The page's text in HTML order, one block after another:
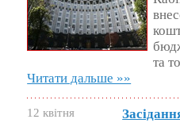
та
Читати дальше »»
12 квітня